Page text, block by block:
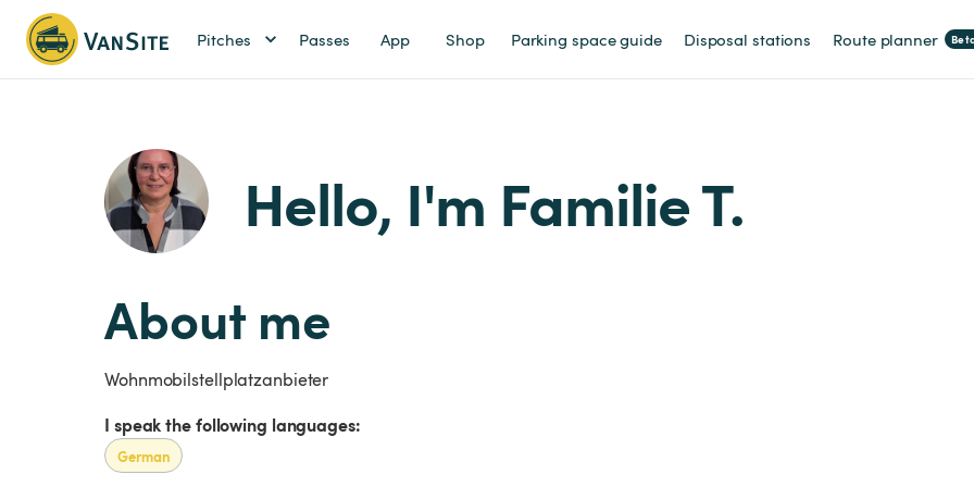
Pitches Passes App Shop Parking space guide Disposal stations Route planner
Hello, I'm Familie T.
About me
Wohnmobilstellplatzanbieter
I speak the following languages:
German